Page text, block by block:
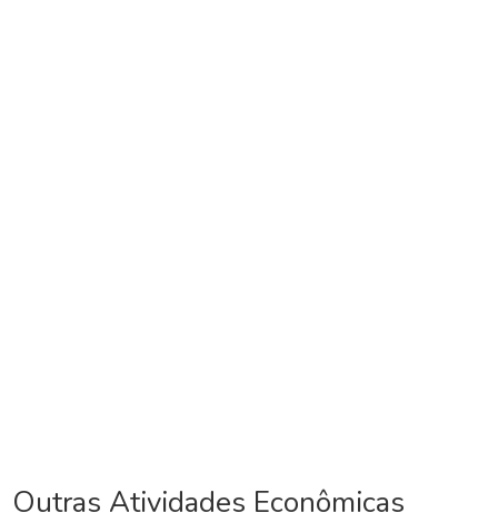
Outras Atividades Econômicas